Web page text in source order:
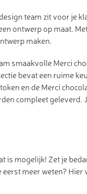
team zit voor je
ontwerp op maat.
maken.
smaakvolle Merci
bevat een ruime
en de Merci
compleet geleverd.
is mogelijk! Zet je
eerst meer weten? Hier